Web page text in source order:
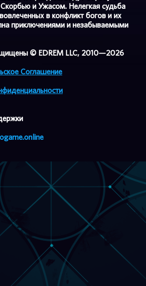
и Ужасом. Нелегкая судьба
в конфликт богов и их
приключениями и незабываемыми
© EDREM LLC, 2010—2026
Соглашение